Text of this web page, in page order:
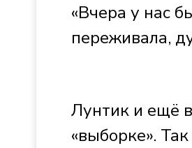
«Вчера у нас
переживала,
Лунтик и ещё
«выборке».